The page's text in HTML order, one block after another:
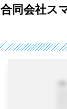
合同会社ス